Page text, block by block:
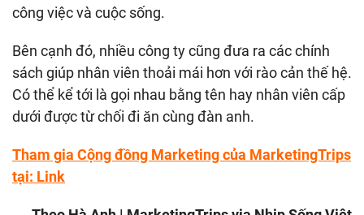
công việc và cuộc sống.
Bên cạnh đó, nhiều công ty cũng đưa ra các chính
sách giúp nhân viên thoải mái hơn với rào cản thế hệ.
Có thể kể tới là gọi nhau bằng tên hay nhân viên cấp
dưới được từ chối đi ăn cùng đàn anh.
Tham gia Cộng đồng Marketing của MarketingTrips
tại: Link